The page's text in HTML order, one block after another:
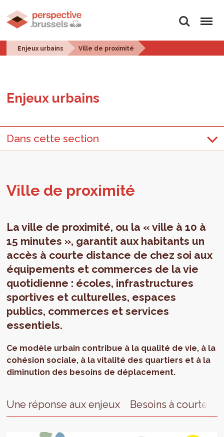
Rechercher
Menu
Enjeux urbains Ville de proximité
Enjeux urbains
Dans cette section
Ville de proxi­mité
La ville de proximité, ou la « ville à 10 à
15 minutes », garantit aux habitants un
accès à courte distance de chez soi aux
équipements et commerces de la vie
quotidienne : écoles, infrastructures
sportives et culturelles, espaces
publics, commerces et services
essentiels.
Ce modèle urbain contribue à la qualité de vie, à la
cohésion sociale, à la vitalité des quartiers et à la
diminution des besoins de déplacement.
Une réponse aux enjeux Besoins à courte